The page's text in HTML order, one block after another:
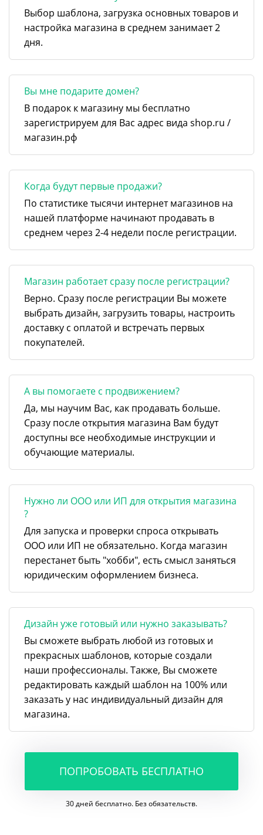
Выбор шаблона, загрузка основных товаров и
настройка магазина в среднем занимает 2
дня.
Вы мне подарите домен?
В подарок к магазину мы бесплатно
зарегистрируем для Вас адрес вида shop.ru /
магазин.рф
Когда будут первые продажи?
По статистике тысячи интернет магазинов на
нашей платформе начинают продавать в
среднем через 2-4 недели после регистрации.
Магазин работает сразу после регистрации?
Верно. Сразу после регистрации Вы можете
выбрать дизайн, загрузить товары, настроить
доставку с оплатой и встречать первых
покупателей.
А вы помогаете с продвижением?
Да, мы научим Вас, как продавать больше.
Сразу после открытия магазина Вам будут
доступны все необходимые инструкции и
обучающие материалы.
Нужно ли ООО или ИП для открытия магазина
?
Для запуска и проверки спроса открывать
ООО или ИП не обязательно. Когда магазин
перестанет быть "хобби", есть смысл заняться
юридическим оформлением бизнеса.
Дизайн уже готовый или нужно заказывать?
Вы сможете выбрать любой из готовых и
прекрасных шаблонов, которые создали
наши профессионалы. Также, Вы сможете
редактировать каждый шаблон на 100% или
заказать у нас индивидуальный дизайн для
магазина.
ПОПРОБОВАТЬ БЕСПЛАТНО
30 дней бесплатно. Без обязательств.